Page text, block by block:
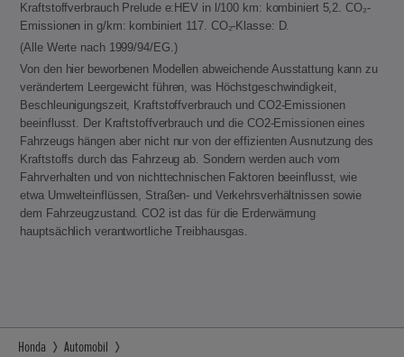
Kraftstoffverbrauch Prelude e:HEV in l/100 km: kombiniert 5,2. CO₂-
Emissionen in g/km: kombiniert 117. CO₂-Klasse: D.
(Alle Werte nach 1999/94/EG.)
Von den hier beworbenen Modellen abweichende Ausstattung kann zu
verändertem Leergewicht führen, was Höchstgeschwindigkeit,
Beschleunigungszeit, Kraftstoffverbrauch und CO2-Emissionen
beeinflusst. Der Kraftstoffverbrauch und die CO2-Emissionen eines
Fahrzeugs hängen aber nicht nur von der effizienten Ausnutzung des
Kraftstoffs durch das Fahrzeug ab. Sondern werden auch vom
Fahrverhalten und von nichttechnischen Faktoren beeinflusst, wie
etwa Umwelteinflüssen, Straßen- und Verkehrsverhältnissen sowie
dem Fahrzeugzustand. CO2 ist das für die Erderwärmung
hauptsächlich verantwortliche Treibhausgas.
Honda
Automobil